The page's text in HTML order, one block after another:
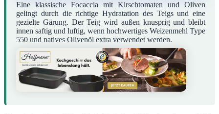
Eine klassische Focaccia mit Kirschtomaten und Oliven
gelingt durch die richtige Hydratation des Teigs und eine
gezielte Gärung. Der Teig wird außen knusprig und bleibt
innen saftig und luftig, wenn hochwertiges Weizenmehl Type
550 und natives Olivenöl extra verwendet werden.